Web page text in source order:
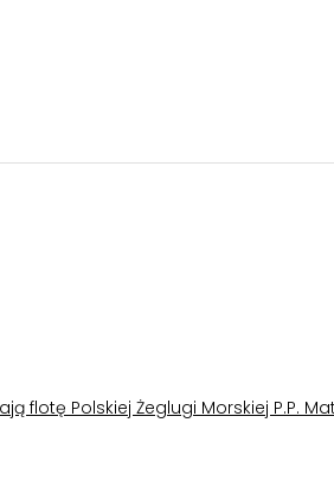
flotę Polskiej Żeglugi Morskiej P.P.